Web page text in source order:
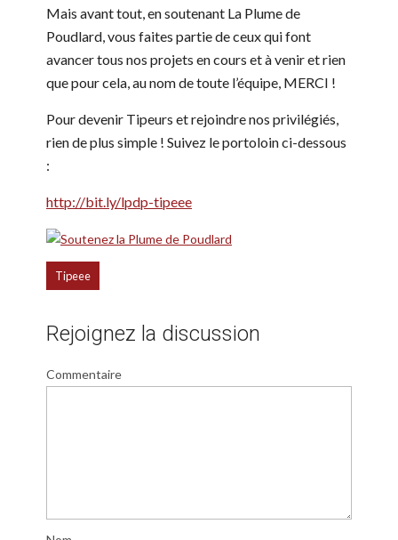
Mais avant tout, en soutenant La Plume de
Poudlard, vous faites partie de ceux qui font
avancer tous nos projets en cours et à venir et rien
que pour cela, au nom de toute l’équipe, MERCI !
Pour devenir Tipeurs et rejoindre nos privilégiés,
rien de plus simple ! Suivez le portoloin ci-dessous
:
http://bit.ly/lpdp-tipeee
Tipeee
Rejoignez la discussion
Commentaire